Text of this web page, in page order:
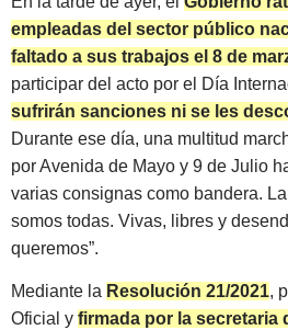
empleadas del sector público
faltado a sus trabajos el 8 de
participar del acto por el Día
sufrirán sanciones ni se les
Durante ese día, una multitud
por Avenida de Mayo y 9 de Julio
varias consignas como bandera.
somos todas. Vivas, libres y
queremos”.
Mediante la Resolución 21/2021,
Oficial y firmada por la secretaria